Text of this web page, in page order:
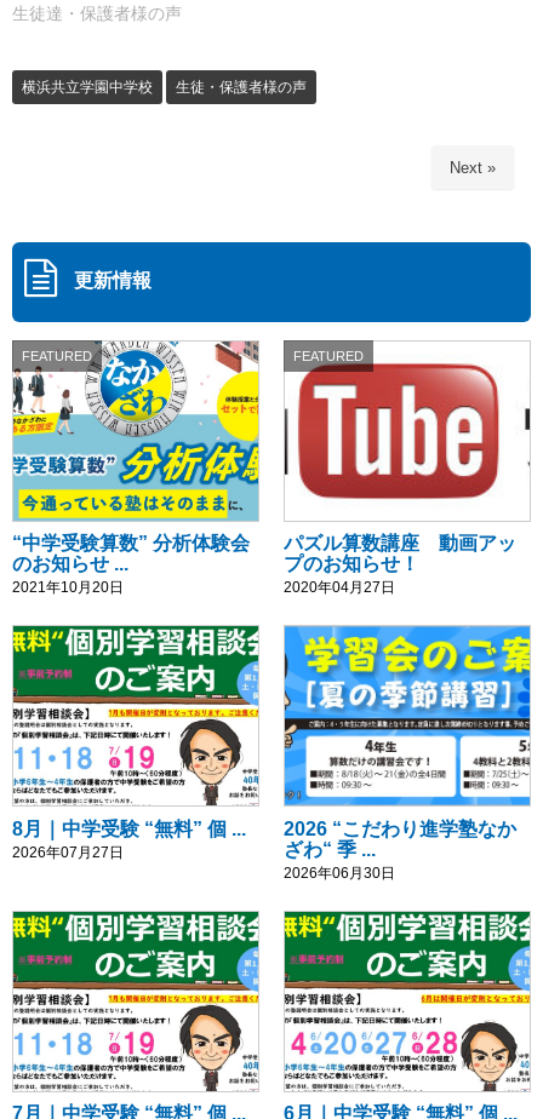
生徒達・保護者様の声
横浜共立学園中学校 生徒・保護者様の声
Next »
更新情報
FEATURED
“中学受験算数” 分析体験会
のお知らせ ...
2021年10月20日
FEATURED
パズル算数講座 動画アッ
プのお知らせ！
2020年04月27日
8月｜中学受験 “無料” 個 ...
2026年07月27日
2026 “こだわり進学塾なか
ざわ“ 季 ...
2026年06月30日
7月｜中学受験 “無料” 個 ... 6月｜中学受験 “無料” 個 ...